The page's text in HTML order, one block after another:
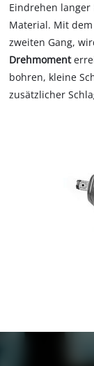
Eindrehen
Material. Mit dem
zweiten Gang,
Drehmoment
bohren, kleine
zusätzlicher